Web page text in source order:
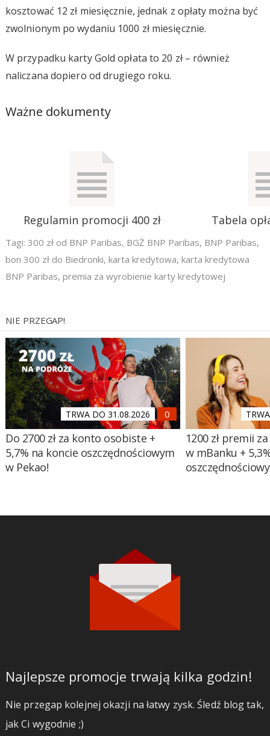
kosztować 12 zł miesięcznie, jednak z opłaty można być
zwolnionym po wydaniu 1000 zł miesięcznie.
W przypadku karty Gold opłata to 20 zł – również
naliczana dopiero od drugiego roku.
Ważne dokumenty
Regulamin promocji 400 zł Tabela
Tagi: 300 zł od BNP Paribas, BGŻ BNP Paribas, BNP Paribas,
bon 300 zł do Biedronki, karta kredytowa, karta kredytowa
BNP Paribas, premia za wyrobienie karty kredytowej
NIE PRZEGAP!
TRWA DO 31.08.2026
Do 2700 zł za konto osobiste +
5,7% na koncie oszczędnościowym
w Pekao!
1200 zł premii
w mBanku +
Najlepsze promocje trwają kilka godzin!
Nie przegap kolejnej okazji na łatwy zysk. Śledź blog tak,
jak Ci wygodnie ;)